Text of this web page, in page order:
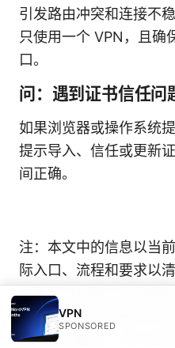
引发路由冲突和连接不
只使用一个 VPN，且确
口。
问：遇到证书信任问
如果浏览器或操作系统
提示导入、信任或更新
间正确。
注：本文中的信息以当
际入口、流程和要求以
你喜欢本指南的后续更
注我们后续的深度分析
进一步的帮助，可以在
VPN
SPONSORED